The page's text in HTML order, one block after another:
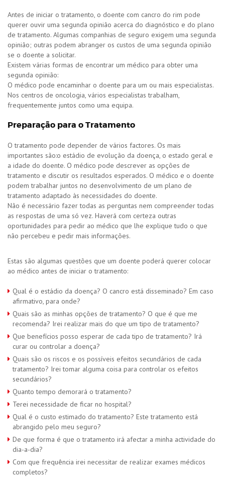
Antes de iniciar o tratamento, o doente com cancro do rim pode
querer ouvir uma segunda opinião acerca do diagnóstico e do plano
de tratamento. Algumas companhias de seguro exigem uma segunda
opinião; outras podem abranger os custos de uma segunda opinião
se o doente a solicitar.
Existem várias formas de encontrar um médico para obter uma
segunda opinião:
O médico pode encaminhar o doente para um ou mais especialistas.
Nos centros de oncologia, vários especialistas trabalham,
frequentemente juntos como uma equipa.
Preparação para o Tratamento
O tratamento pode depender de vários factores. Os mais
importantes são:o estádio de evolução da doença, o estado geral e
a idade do doente. O médico pode descrever as opções de
tratamento e discutir os resultados esperados. O médico e o doente
podem trabalhar juntos no desenvolvimento de um plano de
tratamento adaptado às necessidades do doente.
Não é necessário fazer todas as perguntas nem compreender todas
as respostas de uma só vez. Haverá com certeza outras
oportunidades para pedir ao médico que lhe explique tudo o que
não percebeu e pedir mais informações.
Estas são algumas questões que um doente poderá querer colocar
ao médico antes de iniciar o tratamento:
Qual é o estádio da doença? O cancro está disseminado? Em caso
afirmativo, para onde?
Quais são as minhas opções de tratamento? O que é que me
recomenda? Irei realizar mais do que um tipo de tratamento?
Que benefícios posso esperar de cada tipo de tratamento? Irá
curar ou controlar a doença?
Quais são os riscos e os possíveis efeitos secundários de cada
tratamento? Irei tomar alguma coisa para controlar os efeitos
secundários?
Quanto tempo demorará o tratamento?
Terei necessidade de ficar no hospital?
Qual é o custo estimado do tratamento? Este tratamento está
abrangido pelo meu seguro?
De que forma é que o tratamento irá afectar a minha actividade do
dia-a-dia?
Com que frequência irei necessitar de realizar exames médicos
completos?